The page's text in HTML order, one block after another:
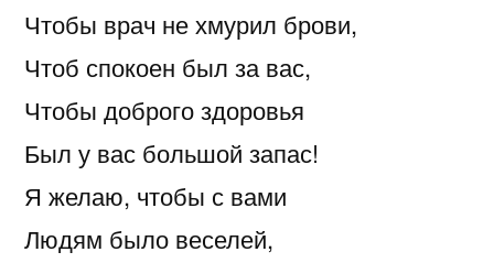
Чтобы врач не хмурил брови,
Чтоб спокоен был за вас,
Чтобы доброго здоровья
Был у вас большой запас!
Я желаю, чтобы с вами
Людям было веселей,